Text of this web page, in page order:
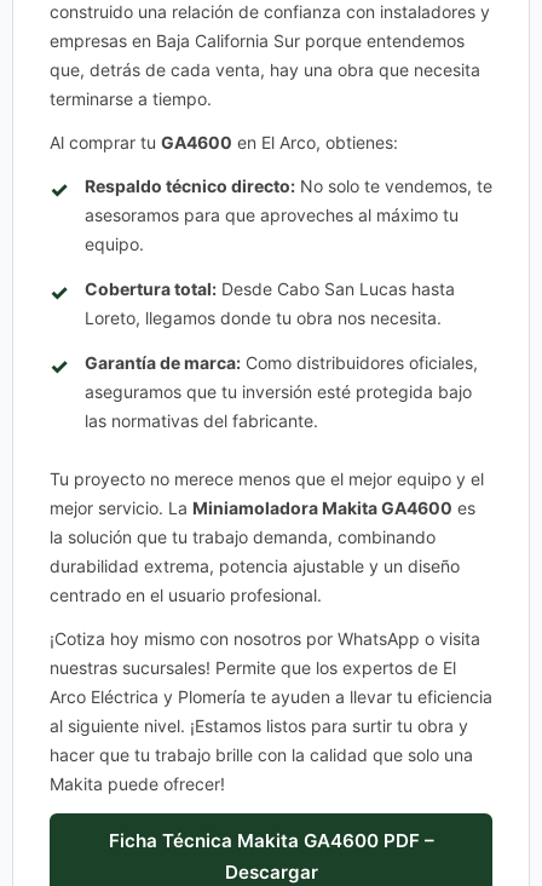
construido una relación de confianza con instaladores y
empresas en Baja California Sur porque entendemos
que, detrás de cada venta, hay una obra que necesita
terminarse a tiempo.
Al comprar tu GA4600 en El Arco, obtienes:
Respaldo técnico directo:No solo te vendemos, te
asesoramos para que aproveches al máximo tu
equipo.
Cobertura total:Desde Cabo San Lucas hasta
Loreto, llegamos donde tu obra nos necesita.
Garantía de marca:Como distribuidores oficiales,
aseguramos que tu inversión esté protegida bajo
las normativas del fabricante.
Tu proyecto no merece menos que el mejor equipo y el
mejor servicio. La Miniamoladora Makita GA4600 es
la solución que tu trabajo demanda, combinando
durabilidad extrema, potencia ajustable y un diseño
centrado en el usuario profesional.
¡Cotiza hoy mismo con nosotros por WhatsApp o visita
nuestras sucursales! Permite que los expertos de El
Arco Eléctrica y Plomería te ayuden a llevar tu eficiencia
al siguiente nivel. ¡Estamos listos para surtir tu obra y
hacer que tu trabajo brille con la calidad que solo una
Makita puede ofrecer!
Ficha Técnica Makita GA4600 PDF –
Descargar